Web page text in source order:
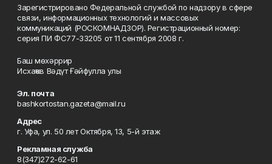
Зарегистрировано Федеральной службой по надзору в сфере
связи, информационных технологий и массовых
коммуникаций (РОСКОМНАДЗОР). Регистрационный номер:
серия ПИ ФС77-33205 от 11 сентября 2008 г.
Баш мөхәррир
Исхаҡов Вәдүт Ғәйфулла улы
Эл. почта
bashkortostan.gazeta@mail.ru
Адрес
г. Уфа, ул. 50 лет Октября, 13, 5-й этаж
Рекламная служба
8(347)272-62-61